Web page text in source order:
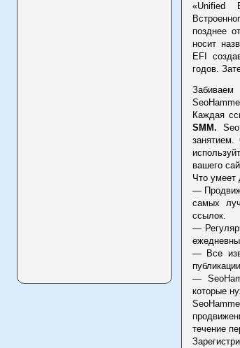
«Unified
позднее
носит
EFI
годов.
Каждая
SMM.
вашего
Что умеет
—
самых
ссылок.
—
— Все
—
которые
течение